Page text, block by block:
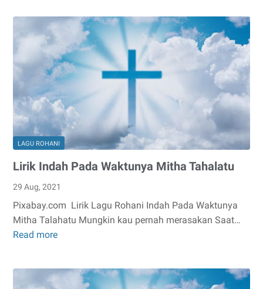
LAGU ROHANI
Lirik Indah Pada Waktunya Mitha Tahalatu
29 Aug, 2021
Pixabay.com Lirik Lagu Rohani Indah Pada Waktunya
Mitha Talahatu Mungkin kau pernah merasakan Saat…
Read more
Pada
Waktunya